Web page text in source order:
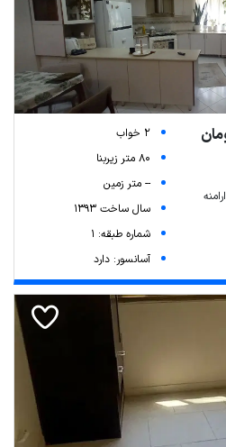
2 خواب
80 متر زیربنا
-- متر زمین
سال ساخت 1393
شماره طبقه: 1
آسانسور: دارد